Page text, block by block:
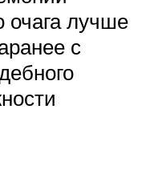
очага лучше
с